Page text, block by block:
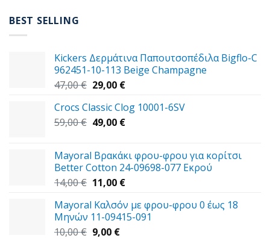
BEST SELLING
Kickers Δερμάτινα Παπουτσοπέδιλα Bigflo-C
962451-10-113 Beige Champagne
47,00€ Original
was:
47,00 €.
29,00 €Η
τιμή
είναι:
Crocs Classic Clog 10001-6SV
59,00€ Original
59,00 €.
49,00 €Η
είναι:
49,00 €.
Mayoral Βρακάκι φρου-φρου για κορίτσι
Better Cotton 24-09698-077 Εκρού
14,00€ Original
was:
14,00 €.
11,00 €Η
τιμή
είναι:
Mayoral Καλσόν με φρου-φρου 0 έως 18
Μηνών 11-09415-091
10,00€ Original
9,00 €Η